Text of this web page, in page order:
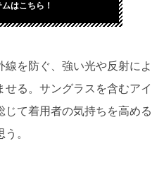
はこちら！
を防ぐ、強い光や反射によ
る。サングラスを含むアイ
じて着用者の気持ちを高める
。